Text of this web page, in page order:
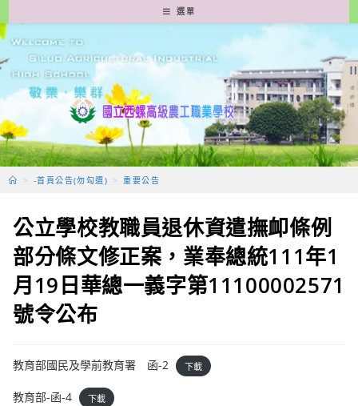
轉
至
要
容
選單
> -首頁公告(勿勾選) > 重要公告
公立學校教職員退休資遣撫卹條例
部分條文修正案，業奉總統111年1
月19日華總一義字第11100002571
號令公布
教育部國民及學前教育署 函-2 下載
教育部-函-4 下載